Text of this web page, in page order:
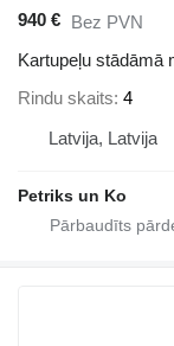
940 € Bez PVN
Kartupeļu stādāmā
Rindu skaits 4
Latvija, Latvija
Petriks un Ko